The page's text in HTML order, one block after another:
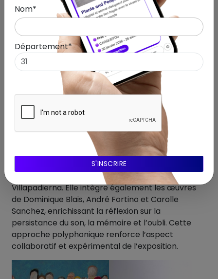
KOL- Lou Villapadierna – ZOO centre d’art contemporain
Nantes – Artistes invités: Dominique Blais, André Fortino et
Carolle Sanchez
Une proposition artistique
collaborative
L’exposition « kol » ne se limite pas au travail de Lou
Villapadierna. Elle intègre également les œuvres
de Dominique Blais, André Fortino et Carolle
Sanchez, enrichissant la réflexion sur la
persistance du son, la mémoire et l’oubli. Cette
approche polyphonique renforce l’aspect
collaboratif et expérimental de l’exposition.
Nom*
Département*